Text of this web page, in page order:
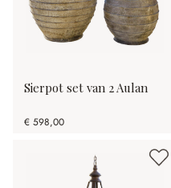
Sierpot set van 2 Aulan
€ 598,00